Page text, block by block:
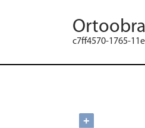
c7ff4570-1765-
+